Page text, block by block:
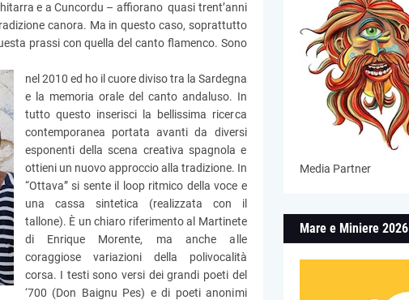
e a Cuncordu – affiorano quasi trent’anni
canora. Ma in questo caso, soprattutto
prassi con quella del canto flamenco. Sono
nel 2010 ed ho il cuore diviso tra la Sardegna
e la memoria orale del canto andaluso. In
tutto questo inserisci la bellissima ricerca
contemporanea portata avanti da diversi
esponenti della scena creativa spagnola e
ottieni un nuovo approccio alla tradizione. In
“Ottava” si sente il loop ritmico della voce e
una cassa sintetica (realizzata con il
tallone). È un chiaro riferimento al Martinete
di Enrique Morente, ma anche alle
coraggiose variazioni della polivocalità
corsa. I testi sono versi dei grandi poeti del
‘700 (Don Baignu Pes) e di poeti anonimi
Media Partner
Mare e Miniere 2026